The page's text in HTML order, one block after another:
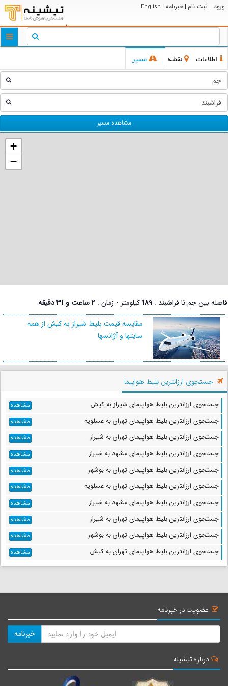
ورود | ثبت نام | خبرنامه |
English
اطلاعات نقشه مسیر
مشاهده مسیر
+
−
فاصله بین جم تا فراشبند : 189کیلومتر - زمان : 2 ساعت و 31 دقیقه
مقایسه قیمت بلیط شیراز به کیش از همه
سایتها و آژانسها
جستجوی ارزانترین بلیط هواپیما
جستجوی ارزانترین بلیط هواپیمای شیراز به کیش مشاهده
جستجوی ارزانترین بلیط هواپیمای تهران به عسلویه مشاهده
جستجوی ارزانترین بلیط هواپیمای تهران به شیراز مشاهده
جستجوی ارزانترین بلیط هواپیمای مشهد به شیراز مشاهده
جستجوی ارزانترین بلیط هواپیمای تهران به بوشهر مشاهده
جستجوی ارزانترین بلیط هواپیمای تهران به عسلویه مشاهده
جستجوی ارزانترین بلیط هواپیمای مشهد به شیراز مشاهده
جستجوی ارزانترین بلیط هواپیمای تهران به شیراز مشاهده
جستجوی ارزانترین بلیط هواپیمای تهران به بوشهر مشاهده
جستجوی ارزانترین بلیط هواپیمای تهران به کیش مشاهده
عضویت در خبرنامه
خبرنامه
درباره تیشینه